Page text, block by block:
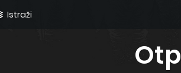
Istraži